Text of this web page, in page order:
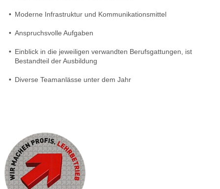
• Moderne Infrastruktur und Kommunikationsmittel
• Anspruchsvolle Aufgaben
• Einblick in die jeweiligen verwandten Berufsgattungen, ist
Bestandteil der Ausbildung
• Diverse Teamanlässe unter dem Jahr